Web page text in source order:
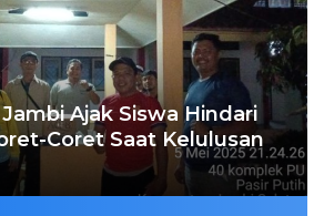
Ajak Siswa Hindari
Coret Saat Kelulusan